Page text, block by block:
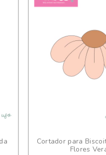
Cortador para
Flores